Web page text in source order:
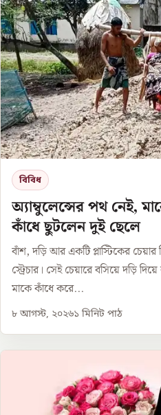
বিবিধ
অ্যাম্বুলেন্সের পথ নেই,
কাঁধে ছুটলেন দুই ছেলে
বাঁশ, দড়ি আর একটি প্লাস্টিকের চেয়ার
স্ট্রেচার। সেই চেয়ারে বসিয়ে দড়ি
মাকে কাঁধে করে...
৮ আগস্ট, ২০২৬১ মিনিট পাঠ